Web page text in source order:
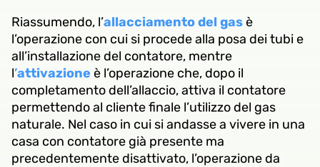
Riassumendo, l’allacciamento del gasè
l’operazione con cui si procede alla posa dei tubi e
all’installazione del contatore, mentre
l’attivazione è l’operazione che, dopo il
completamento dell’allaccio, attiva il contatore
permettendo al cliente finale l’utilizzo del gas
naturale. Nel caso in cui si andasse a vivere in una
casa con contatore già presente ma
precedentemente disattivato, l’operazione da